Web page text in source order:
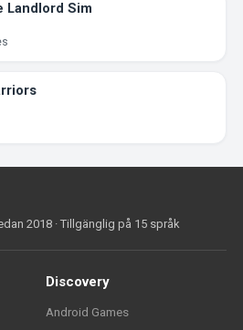
Landlord Sim
2018 · Tillgänglig på 15 språk
Discovery
Android Games